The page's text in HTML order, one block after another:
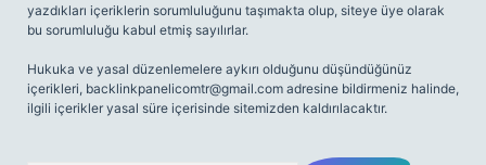
yazdıkları içeriklerin sorumluluğunu taşımakta olup, siteye üye olarak
bu sorumluluğu kabul etmiş sayılırlar.
Hukuka ve yasal düzenlemelere aykırı olduğunu düşündüğünüz
içerikleri, backlinkpanelicomtr@gmail.com adresine bildirmeniz halinde,
ilgili içerikler yasal süre içerisinde sitemizden kaldırılacaktır.